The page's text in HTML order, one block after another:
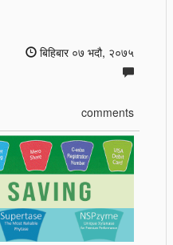
बिहिबार ०७ भदौ, २०७५
comments